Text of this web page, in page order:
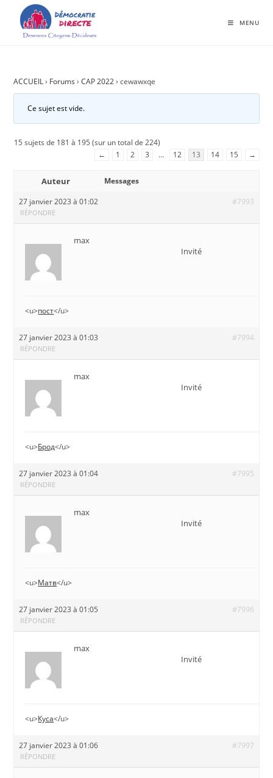
MENU
ACCUEIL › Forums › CAP 2022 › cewawxqe
Ce sujet est vide.
15 sujets de 181 à 195 (sur un total de 224)
←
1 2 3 … 12 13 14 15 →
Auteur
Messages
27 janvier 2023 à 01:02
#7993
RÉPONDRE
max
Invité
<u>пост</u>
27 janvier 2023 à 01:03 #7994
RÉPONDRE
max
Invité
<u>Брод</u>
27 janvier 2023 à 01:04 #7995
RÉPONDRE
max
Invité
<u>Матв</u>
27 janvier 2023 à 01:05 #7996
RÉPONDRE
max
Invité
<u>Куса</u>
27 janvier 2023 à 01:06 #7997
RÉPONDRE